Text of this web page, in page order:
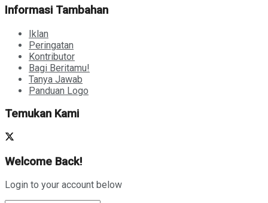
Informasi Tambahan
Iklan
Peringatan
Kontributor
Bagi Beritamu!
Tanya Jawab
Panduan Logo
Temukan Kami
Welcome Back!
Login to your account below